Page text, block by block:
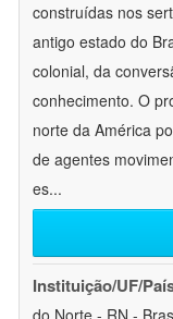
construídas nos
antigo estado do
colonial, da
conhecimento. O
norte da América
de agentes
es...
Instituição/UF/